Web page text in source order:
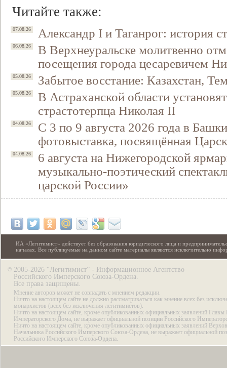
Читайте также:
07.08.26 Александр I и Таганрог: история
06.08.26
В Верхнеуральске молитвенно
посещения города цесаревичем
05.08.26 Забытое восстание: Казахстан,
05.08.26
В Астраханской области
страстотерпца Николая II
04.08.26
С 3 по 9 августа 2026 года в
фотовыставка, посвящённая
04.08.26
6 августа на Нижегородской
музыкально-поэтический
царской России»
ИА «Легитимист» действует без образования юридического лица и
началах. Все публикуемые на данном сайте материалы являются исключительно
© 2005-2026 “Легитимист” - Информационное Агентство
Российского Имперского Союза-Ордена.
Все права защищены.
Мнение авторов может не совпадать с мнением редакции.
Ничто на настоящем сайте не должно рассматриваться как мнение всех без
монархистов (всех без исключения легитимистов).
Ничто на настоящем сайте, кроме опубликованных официальных заявлений Главы
Императорского Дома, не выражает официальной позиции Российского
Ничто на настоящем сайте, кроме опубликованных официальных заявлений
Начальника Российского Имперского Союза-Ордена, не выражает официальной
Российского Имперского Союза-Ордена.